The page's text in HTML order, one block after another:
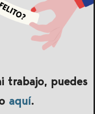
trabajo, puedes
aquí.